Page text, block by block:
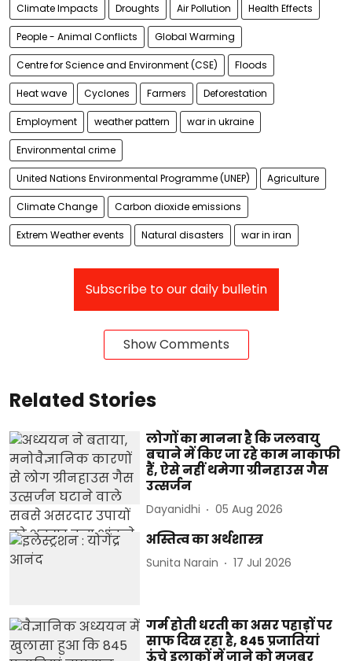
Climate Impacts Droughts Air Pollution Health Effects
People - Animal Conflicts Global Warming
Centre for Science and Environment (CSE) Floods
Heat wave Cyclones Farmers Deforestation
Employment weather pattern war in ukraine
Environmental crime
United Nations Environmental Programme (UNEP) Agriculture
Climate Change Carbon dioxide emissions
Extrem Weather events Natural disasters war in iran
Subscribe to our daily bulletin
Show Comments
Related Stories
लोगों का मानना है कि जलवायु
बचाने में किए जा रहे काम नाकाफी
हैं, ऐसे नहीं थमेगा ग्रीनहाउस गैस
उत्सर्जन
Dayanidhi 05 Aug 2026
अस्तित्व का अर्थशास्त्र
Sunita Narain 17 Jul 2026
गर्म होती धरती का असर पहाड़ों पर
साफ दिख रहा है, 845 प्रजातियां
ऊंचे इलाकों में जाने को मजबूर